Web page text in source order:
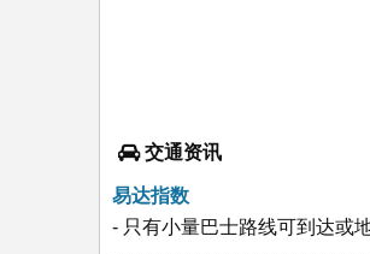
交通资讯
易达指数
- 只有小量巴士路线可到达或